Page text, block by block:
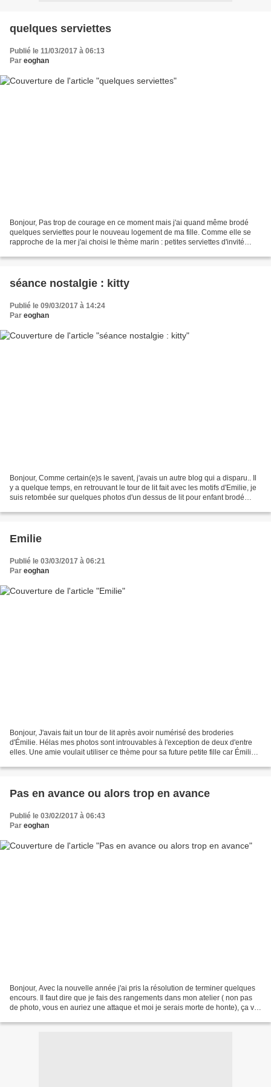
quelques serviettes
Publié le 11/03/2017 à 06:13
Par eoghan
Bonjour, Pas trop de courage en ce moment mais j'ai quand même brodé
quelques serviettes pour le nouveau logement de ma fille. Comme elle se
rapproche de la mer j'ai choisi le thème marin : petites serviettes d'invité
séance nostalgie : kitty
Publié le 09/03/2017 à 14:24
Par eoghan
Bonjour, Comme certain(e)s le savent, j'avais un autre blog qui a disparu.. Il
y a quelque temps, en retrouvant le tour de lit fait avec les motifs d'Emilie, je
suis retombée sur quelques photos d'un dessus de lit pour enfant brodé
Emilie
Publié le 03/03/2017 à 06:21
Par eoghan
Bonjour, J'avais fait un tour de lit après avoir numérisé des broderies
d'Émilie. Hélas mes photos sont introuvables à l'exception de deux d'entre
elles. Une amie voulait utiliser ce thème pour sa future petite fille car Émilie
Pas en avance ou alors trop en avance
Publié le 03/02/2017 à 06:43
Par eoghan
Bonjour, Avec la nouvelle année j'ai pris la résolution de terminer quelques
encours. Il faut dire que je fais des rangements dans mon atelier ( non pas
de photo, vous en auriez une attaque et moi je serais morte de honte), ça va